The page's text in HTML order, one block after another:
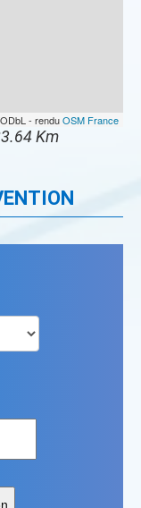
- renduOSM France
Km